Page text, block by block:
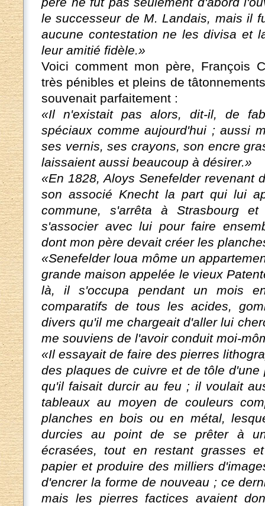
le successeur de M. Landais, mais il
aucune contestation ne les divisa et
leur amitié fidèle.»
Voici comment mon père, François
très pénibles et pleins de
souvenait parfaitement :
«Il n'existait pas alors, dit-il, de
spéciaux comme aujourd'hui ; aussi
ses vernis, ses crayons, son encre
laissaient aussi beaucoup à désirer.»
«En 1828, Aloys Senefelder revenant
son associé Knecht la part qui lui
commune, s'arrêta à Strasbourg
s'associer avec lui pour faire
dont mon père devait créer les
«Senefelder loua môme un
grande maison appelée le vieux
là, il s'occupa pendant un mois
comparatifs de tous les acides,
divers qu'il me chargeait d'aller lui
me souviens de l'avoir conduit moi-
«Il essayait de faire des pierres
des plaques de cuivre et de tôle
qu'il faisait durcir au feu ; il voulait
tableaux au moyen de couleurs
planches en bois ou en métal,
durcies au point de se prêter à
écrasées, tout en restant grasses
papier et produire des milliers
d'encrer la forme de nouveau ; ce
mais les pierres factices avaient